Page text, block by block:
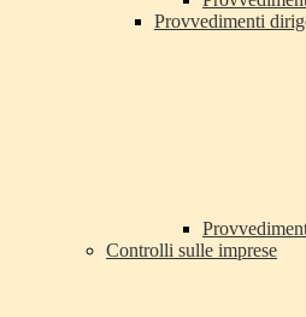
Provvedimenti
Controlli sulle imprese